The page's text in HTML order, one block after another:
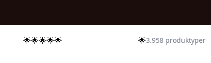
🌟🌟🌟🌟🌟 🌟3.958 produktyper